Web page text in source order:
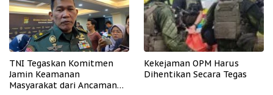
TNI Tegaskan Komitmen
Jamin Keamanan
Masyarakat dari Ancaman
Kekejaman OPM Harus
Dihentikan Secara Tegas